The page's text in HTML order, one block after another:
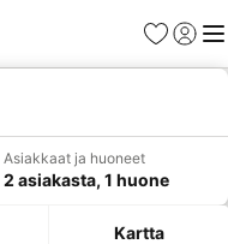
Suosikit
Asiakkaat ja huoneet
2 asiakasta, 1 huone
Kartta